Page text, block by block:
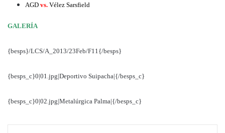
AGD vs. Vélez Sarsfield
GALERÍA
{besps}/LCS/A_2013/23Feb/F11{/besps}
{besps_c}0|01.jpg|Deportivo Suipacha|{/besps_c}
{besps_c}0|02.jpg|Metalúrgica Palma|{/besps_c}